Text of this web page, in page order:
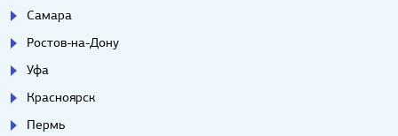
Самара
Ростов-на-Дону
Уфа
Красноярск
Пермь